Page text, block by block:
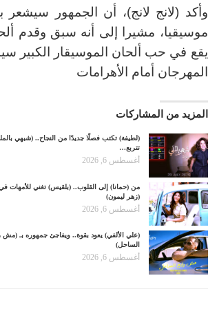
وأكد (لانج لانج)، أن الجمهور
موسيقيا، مشيرا إلى أنه سبق وقدم
يقع في حب ألحان الموسيقار الكبير
المهرجان أمام الأهرامات
المزيد من المشاركات
(لطيفة) تكتب فصلًا جديدًا من النجاح.. (شبهي
تتربع…
أغسطس 6, 2026
من (حمانا) إلى القلوب.. (بلقيس) تغني للأمهات
(زهر ليمون)
أغسطس 6, 2026
(علي الألفي) يعود بقوة.. ويفاجئ جمهوره بـ (مش
الساحل)
أغسطس 6, 2026